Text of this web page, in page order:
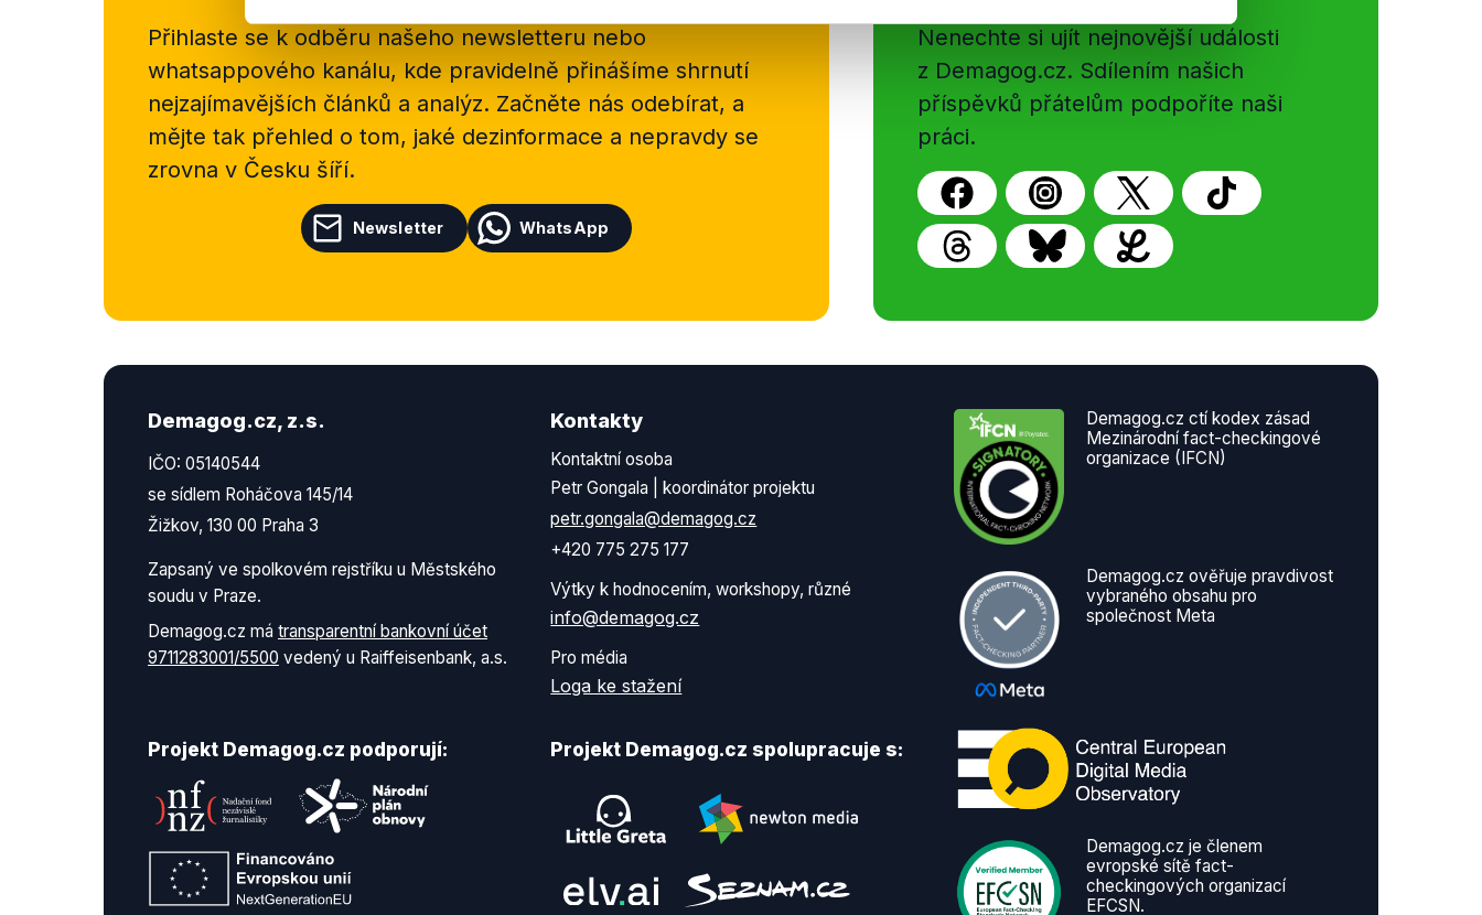
Přihlaste se k odběru našeho newsletteru nebo
whatsappového kanálu, kde pravidelně přinášíme shrnutí
nejzajímavějších článků a analýz. Začněte nás odebírat, a
mějte tak přehled o tom, jaké dezinformace a nepravdy se
zrovna v Česku šíří.
Newsletter WhatsApp
Nenechte si ujít nejnovější události
z Demagog.cz. Sdílením našich
příspěvků přátelům podpoříte naši
práci.
Demagog.cz, z.s.
IČO: 05140544
se sídlem Roháčova 145/14
Žižkov, 130 00 Praha 3
Zapsaný ve spolkovém rejstříku u Městského
soudu v Praze.
Demagog.cz má transparentní bankovní účet
9711283001/5500 vedený u Raiffeisenbank, a.s.
Kontakty
Kontaktní osoba
Petr Gongala | koordinátor projektu
petr.gongala@demagog.cz
+420 775 275 177
Výtky k hodnocením, workshopy, různé
info@demagog.cz
Pro média
Loga ke stažení
Projekt Demagog.cz podporují: Projekt Demagog.cz spolupracuje s:
Demagog.cz ctí kodex zásad
Mezinárodní fact-checkingové
organizace (IFCN)
Demagog.cz ověřuje pravdivost
vybraného obsahu pro
společnost Meta
Demagog.cz je členem
evropské sítě fact-
checkingových organizací
EFCSN.